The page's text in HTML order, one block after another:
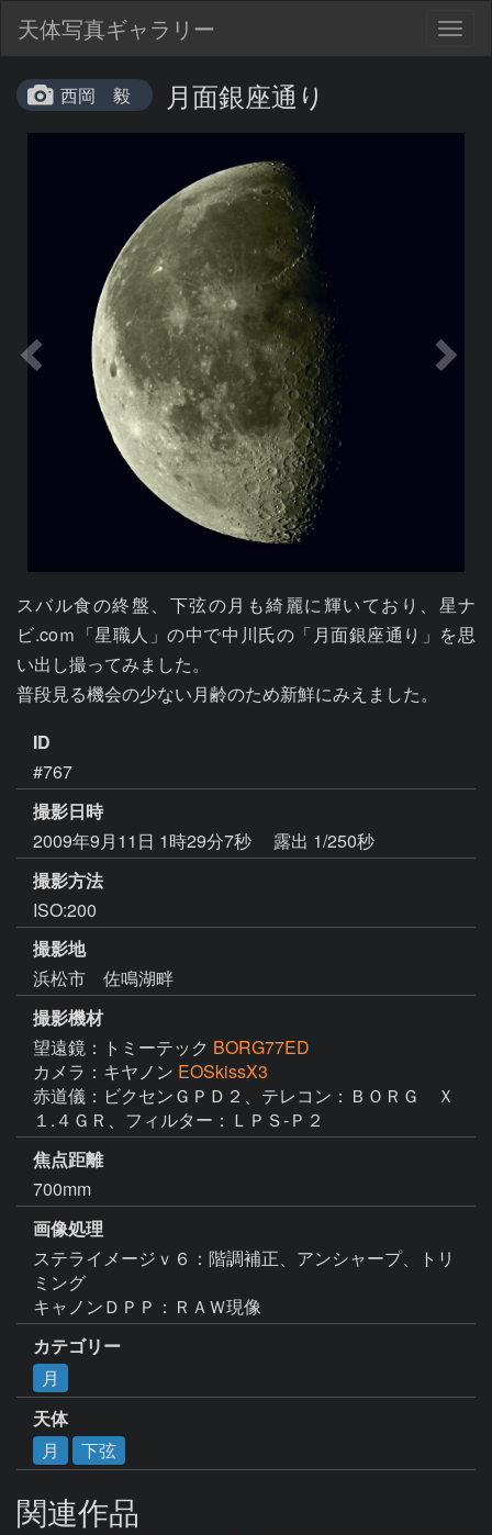
天体写真ギャラリー
西岡 毅 月面銀座通り
スバル食の終盤、下弦の月も綺麗に輝いており、星ナ
ビ.coｍ「星職人」の中で中川氏の「月面銀座通り」を思
い出し撮ってみました。
普段見る機会の少ない月齢のため新鮮にみえました。
ID
#767
撮影日時
2009年9月11日 1時29分7秒
露出 1/250秒
撮影方法
ISO:200
撮影地
浜松市 佐鳴湖畔
撮影機材
望遠鏡：トミーテック BORG77ED
カメラ：キヤノン EOSkissX3
赤道儀：ビクセンＧＰＤ２、テレコン：ＢＯＲＧ　Ｘ
１.４ＧＲ、フィルター：ＬＰＳ-Ｐ２
焦点距離
700mm
画像処理
ステライメージｖ６：階調補正、アンシャープ、トリ
ミング
キャノンＤＰＰ：ＲＡＷ現像
カテゴリー
月
天体
月
下弦
関連作品